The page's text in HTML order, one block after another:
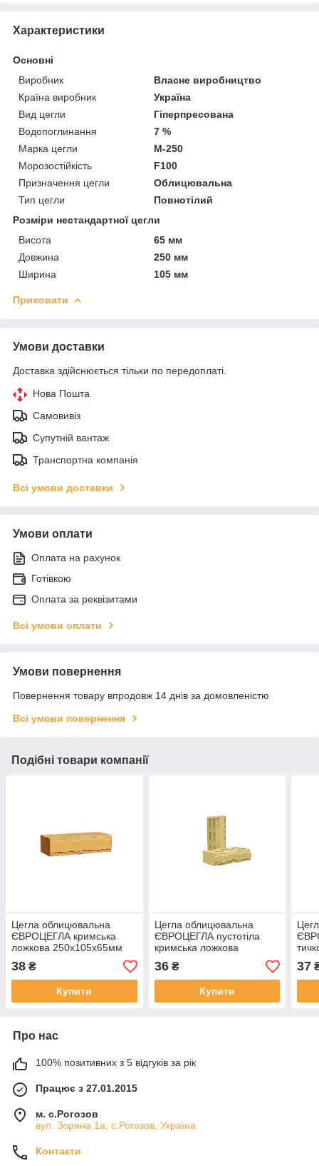
Характеристики
Основні
Виробник
Власне виробництво
Країна виробник
Україна
Вид цегли
Гіперпресована
Водопоглинання
7 %
Марка цегли
М-250
Морозостійкість
F100
Призначення цегли
Облицювальна
Тип цегли
Повнотілий
Розміри нестандартної цегли
Висота
65 мм
Довжина
250 мм
Ширина
105 мм
Приховати
Умови доставки
Доставка здійснюється тільки по передоплаті.
Нова Пошта
Самовивіз
Супутній вантаж
Транспортна компанія
Всі умови доставки
Умови оплати
Оплата на рахунок
Готівкою
Оплата за реквізитами
Всі умови оплати
Умови повернення
Повернення товару впродовж 14 днів за домовленістю
Всі умови повернення
Подібні товари компанії
Цегла облицювальна
ЄВРОЦЕГЛА кримська
ложкова 250х105х65мм
слонова кістка
38 ₴
Купити
Цегла облицювальна
ЄВРОЦЕГЛА пустотіла
кримська ложкова
250х120х65мм слонова
кістка
36₴
Купити
37
Про нас
100% позитивних з 5 відгуків за рік
Працює з 27.01.2015
м. с.Рогозов
вул. Зоряна 1а, с.Рогозов, Україна
Контакти